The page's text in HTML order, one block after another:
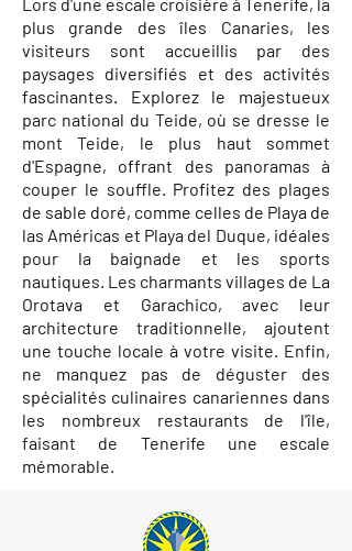
plus grande des îles Canaries, les
visiteurs sont accueillis par des
paysages diversifiés et des activités
fascinantes. Explorez le majestueux
parc national du Teide, où se dresse le
mont Teide, le plus haut sommet
d'Espagne, offrant des panoramas à
couper le souffle. Profitez des plages
de sable doré, comme celles de Playa de
las Américas et Playa del Duque, idéales
pour la baignade et les sports
nautiques. Les charmants villages de La
Orotava et Garachico, avec leur
architecture traditionnelle, ajoutent
une touche locale à votre visite. Enfin,
ne manquez pas de déguster des
spécialités culinaires canariennes dans
les nombreux restaurants de l'île,
faisant de Tenerife une escale
mémorable.